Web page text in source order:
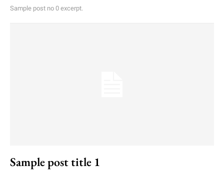
Sample post no 0 excerpt.
Sample post title 1